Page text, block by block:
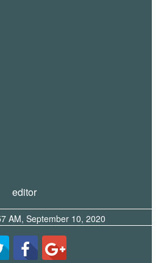
editor
AM, September 10, 2020